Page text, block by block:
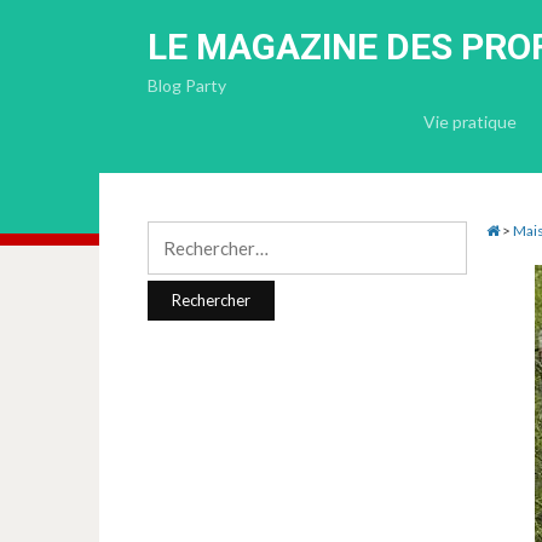
LE MAGAZINE DES
Blog Party
Vie pratique
>